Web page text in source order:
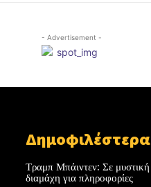
- Advertisement -
Δημοφιλέστερα
Τραμπ Μπάιντεν: Σε μυστική
διαμάχη για πληροφορίες